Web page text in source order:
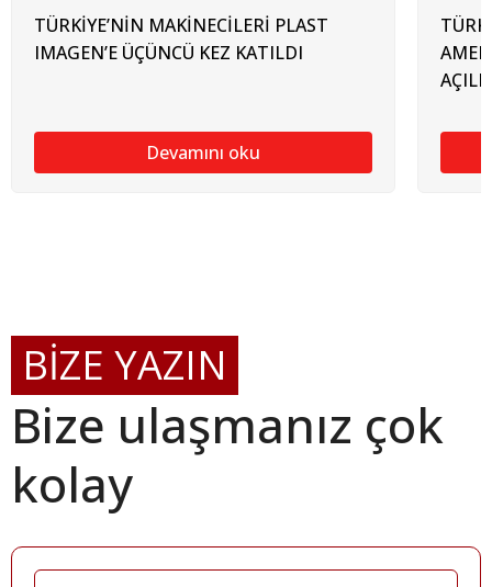
TÜRKİYE’NİN MAKİNECİLERİ PLAST
IMAGEN’E ÜÇÜNCÜ KEZ KATILDI
Devamını oku
BİZE YAZIN
Bize ulaşmanız çok
kolay